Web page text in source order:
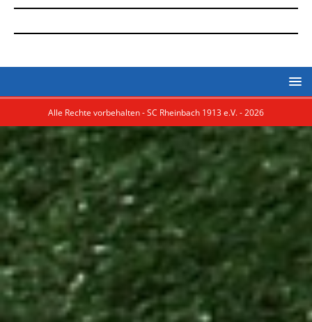
Alle Rechte vorbehalten - SC Rheinbach 1913 e.V. - 2026